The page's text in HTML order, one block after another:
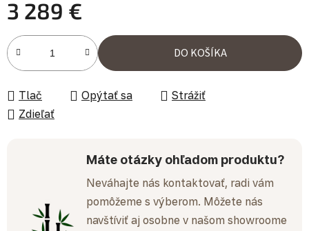
3 289 €
Jednotková cena:
DO KOŠÍKA
Tlač Opýtať sa
Strážiť
Zdieľať
Máte otázky ohľadom produktu?
Neváhajte nás kontaktovať, radi vám
pomôžeme s výberom. Môžete nás
navštíviť aj osobne v našom showroome